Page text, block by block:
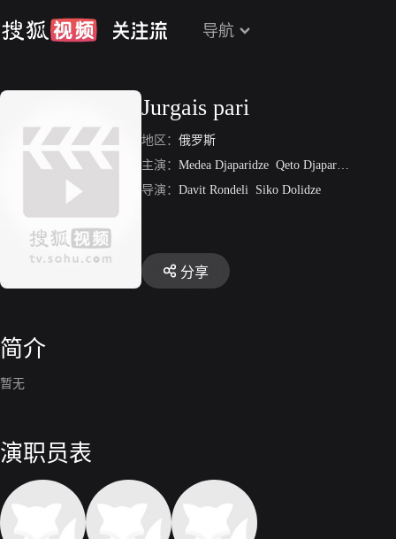
导航
Jurgais pari
地区： 俄罗斯
主演： Medea Djaparidze Qeto Djaparidze
导演： Davit Rondeli Siko Dolidze
分享
简介
暂无
演职员表